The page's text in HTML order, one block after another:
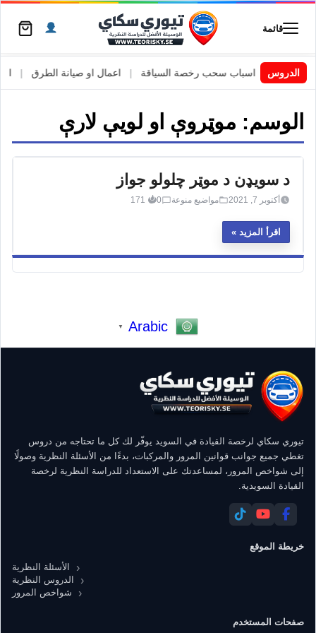
قائمة
الدروسالسويد | اسباب سحب رخصة السياقة اعمال او صيانة الطرق
الوسم: موټروې او لویې لارې
د سویډن د موټر چلولو جواز
أكتوبر 7, 2021 مواضيع منوعة 0
171
اقرأ المزيد
Arabic
▼
تيوري سكاي لرخصة القيادة في السويد يوفّر لك كل ما تحتاجه من دروس
تغطي جميع جوانب قوانين المرور والمركبات، بدءًا من الأسئلة النظرية وصولًا
إلى شواخص المرور، لمساعدتك على الاستعداد للدراسة النظرية لرخصة
القيادة السويدية.
خريطة الموقع
الأسئلة النظرية
الدروس النظرية
شواخص المرور
صفحات المستخدم